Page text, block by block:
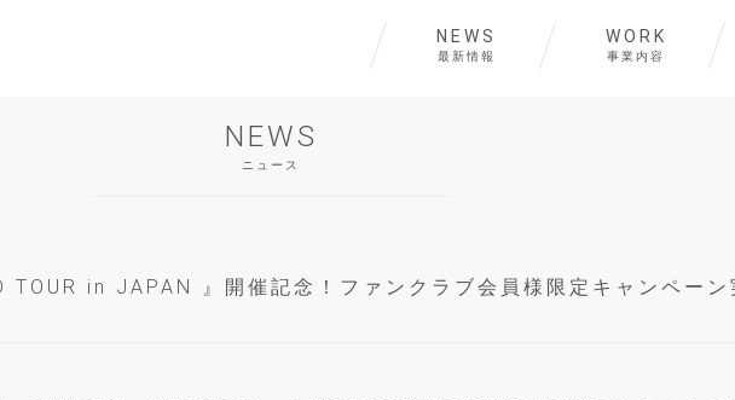
NEWS
最新情報
WORK
事業内容
NEWS
ニュース
TOUR in JAPAN 』開催記念！ファンクラブ会員様限定キャンペー